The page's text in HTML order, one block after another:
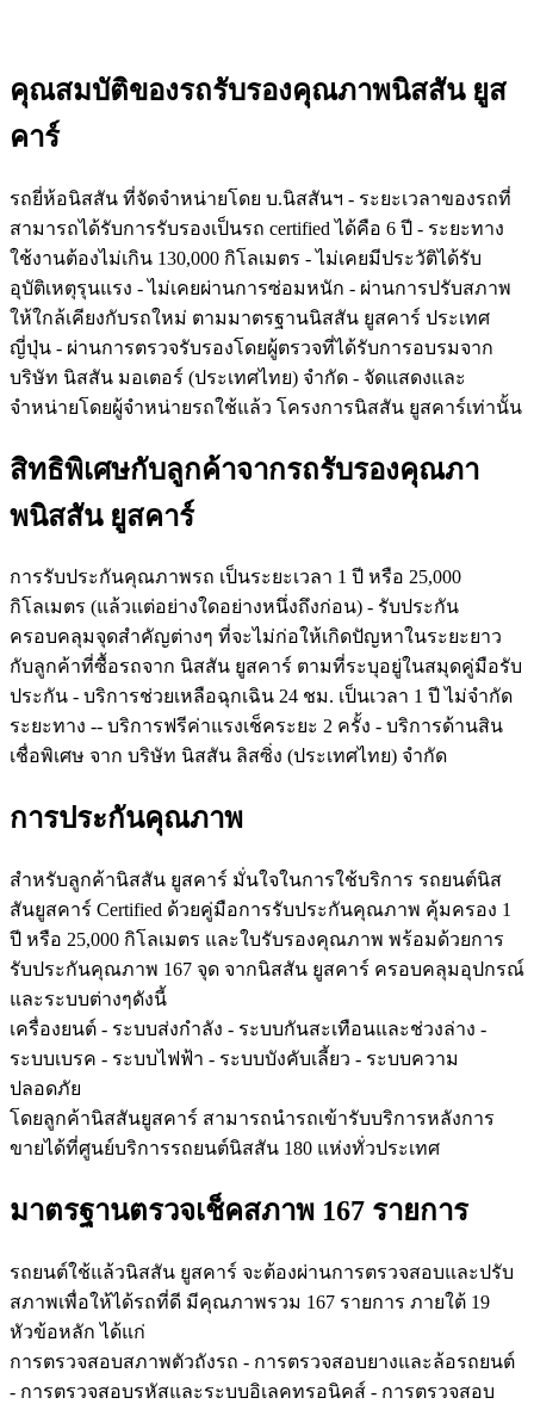
คุณสมบัติของรถรับรองคุณภาพนิสสัน ยูส
คาร์
รถยี่ห้อนิสสัน ที่จัดจำหน่ายโดย บ.นิสสันฯ - ระยะเวลาของรถที่
สามารถได้รับการรับรองเป็นรถ certified ได้คือ 6 ปี - ระยะทาง
ใช้งานต้องไม่เกิน 130,000 กิโลเมตร - ไม่เคยมีประวัติได้รับ
อุบัติเหตุรุนแรง - ไม่เคยผ่านการซ่อมหนัก - ผ่านการปรับสภาพ
ให้ใกล้เคียงกับรถใหม่ ตามมาตรฐานนิสสัน ยูสคาร์ ประเทศ
ญี่ปุ่น - ผ่านการตรวจรับรองโดยผู้ตรวจที่ได้รับการอบรมจาก
บริษัท นิสสัน มอเตอร์ (ประเทศไทย) จำกัด - จัดแสดงและ
จำหน่ายโดยผู้จำหน่ายรถใช้แล้ว โครงการนิสสัน ยูสคาร์เท่านั้น
สิทธิพิเศษกับลูกค้าจากรถรับรองคุณภา
พนิสสัน ยูสคาร์
การรับประกันคุณภาพรถ เป็นระยะเวลา 1 ปี หรือ 25,000
กิโลเมตร (แล้วแต่อย่างใดอย่างหนึ่งถึงก่อน) - รับประกัน
ครอบคลุมจุดสำคัญต่างๆ ที่จะไม่ก่อให้เกิดปัญหาในระยะยาว
กับลูกค้าที่ซื้อรถจาก นิสสัน ยูสคาร์ ตามที่ระบุอยู่ในสมุดคู่มือรับ
ประกัน - บริการช่วยเหลือฉุกเฉิน 24 ชม. เป็นเวลา 1 ปี ไม่จำกัด
ระยะทาง -- บริการฟรีค่าแรงเช็คระยะ 2 ครั้ง - บริการด้านสิน
เชื่อพิเศษ จาก บริษัท นิสสัน ลิสซิ่ง (ประเทศไทย) จำกัด
การประกันคุณภาพ
สำหรับลูกค้านิสสัน ยูสคาร์ มั่นใจในการใช้บริการ รถยนต์นิส
สันยูสคาร์ Certified ด้วยคู่มือการรับประกันคุณภาพ คุ้มครอง 1
ปี หรือ 25,000 กิโลเมตร และใบรับรองคุณภาพ พร้อมด้วยการ
รับประกันคุณภาพ 167 จุด จากนิสสัน ยูสคาร์ ครอบคลุมอุปกรณ์
และระบบต่างๆดังนี้
เครื่องยนต์ - ระบบส่งกำลัง - ระบบกันสะเทือนและช่วงล่าง -
ระบบเบรค - ระบบไฟฟ้า - ระบบบังคับเลี้ยว - ระบบความ
ปลอดภัย
โดยลูกค้านิสสันยูสคาร์ สามารถนำรถเข้ารับบริการหลังการ
ขายได้ที่ศูนย์บริการรถยนต์นิสสัน 180 แห่งทั่วประเทศ
มาตรฐานตรวจเช็คสภาพ 167 รายการ
รถยนต์ใช้แล้วนิสสัน ยูสคาร์ จะต้องผ่านการตรวจสอบและปรับ
สภาพเพื่อให้ได้รถที่ดี มีคุณภาพรวม 167 รายการ ภายใต้ 19
หัวข้อหลัก ได้แก่
การตรวจสอบสภาพตัวถังรถ - การตรวจสอบยางและล้อรถยนต์
- การตรวจสอบรหัสและระบบอิเลคทรอนิคส์ - การตรวจสอบ